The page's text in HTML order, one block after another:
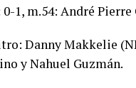
0-1, m.54: André
Danny Makkelie
y Nahuel Guzmán.